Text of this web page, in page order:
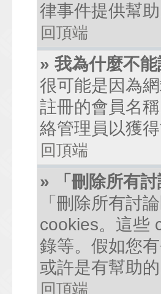
律事件提供幫助
回頂端
» 我為什麼不能
很可能是因為
註冊的會員名
絡管理員以獲得
回頂端
» 「刪除所有
「刪除所有討
cookies。這些
錄等。假如您
或許是有幫助的
回頂端